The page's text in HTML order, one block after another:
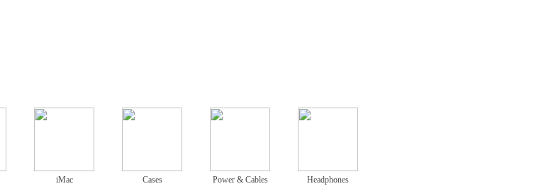
iMac Cases Power & Cables Headphones